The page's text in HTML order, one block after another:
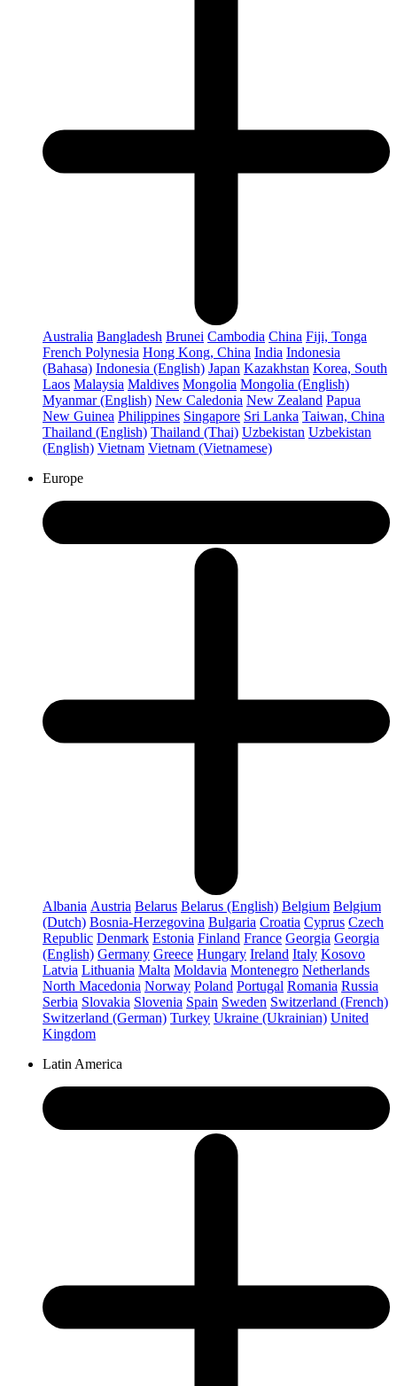
Australia Bangladesh Brunei Cambodia China Fiji, Tonga
French Polynesia Hong Kong, China India Indonesia
(Bahasa) Indonesia (English) Japan Kazakhstan Korea, South
Laos Malaysia Maldives Mongolia Mongolia (English)
Myanmar (English) New Caledonia New Zealand Papua
New Guinea Philippines Singapore Sri Lanka Taiwan, China
Thailand (English) Thailand (Thai) Uzbekistan Uzbekistan
(English) Vietnam Vietnam (Vietnamese)
Europe
Albania Austria Belarus Belarus (English) Belgium Belgium
(Dutch) Bosnia-Herzegovina Bulgaria Croatia Cyprus Czech
Republic Denmark Estonia Finland France Georgia Georgia
(English) Germany Greece Hungary Ireland Italy Kosovo
Latvia Lithuania Malta Moldavia Montenegro Netherlands
North Macedonia Norway Poland Portugal Romania Russia
Serbia Slovakia Slovenia Spain Sweden Switzerland (French)
Switzerland (German) Turkey Ukraine (Ukrainian) United
Kingdom
Latin America